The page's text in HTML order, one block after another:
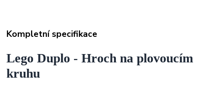
Kompletní specifikace
Lego Duplo - Hroch na plovoucím
kruhu